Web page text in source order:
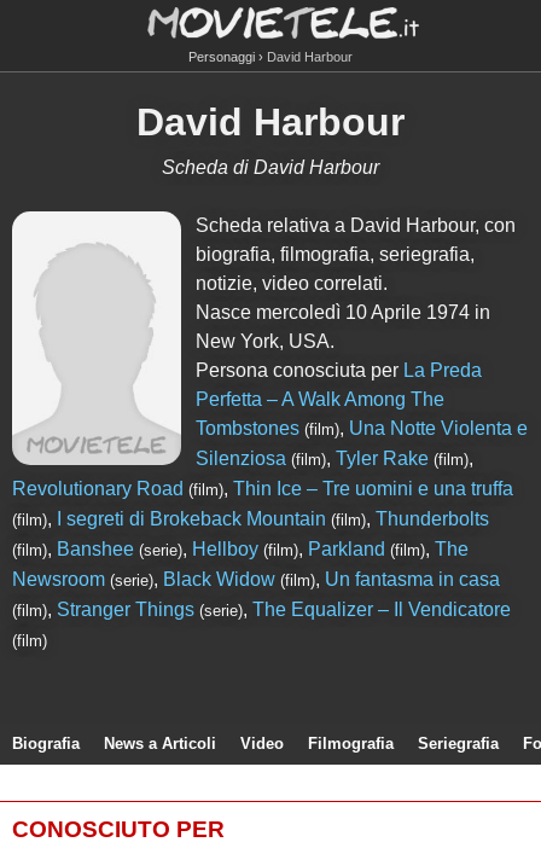
Personaggi David Harbour
David Harbour
Scheda di David Harbour
Scheda relativa a David Harbour, con
biografia, filmografia, seriegrafia,
notizie, video correlati.
Nasce mercoledì 10 Aprile 1974 in
New York, USA.
Persona conosciuta per La Preda
Perfetta – A Walk Among The
Tombstones (film), Una Notte Violenta e
Silenziosa (film),Tyler Rake (film),
Revolutionary Road (film), Thin Ice – Tre uomini e una truffa
(film), I segreti di Brokeback Mountain (film), Thunderbolts
(film), Banshee (serie), Hellboy (film), Parkland (film), The
Newsroom (serie), Black Widow (film), Un fantasma in casa
(film), Stranger Things (serie), The Equalizer – Il Vendicatore
(film)
Biografia News a Articoli Video Filmografia Seriegrafia
CONOSCIUTO PER